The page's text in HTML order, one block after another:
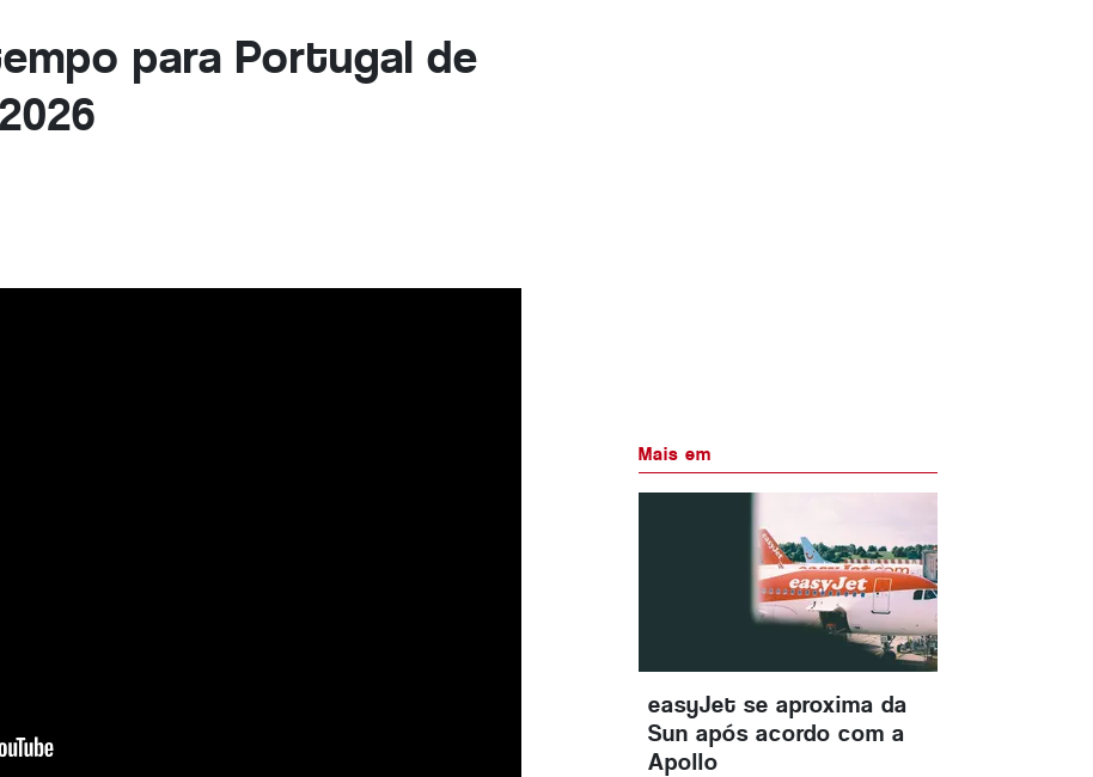
para Portugal de
Mais em
easyJet se aproxima da
Sun após acordo com a
Apollo